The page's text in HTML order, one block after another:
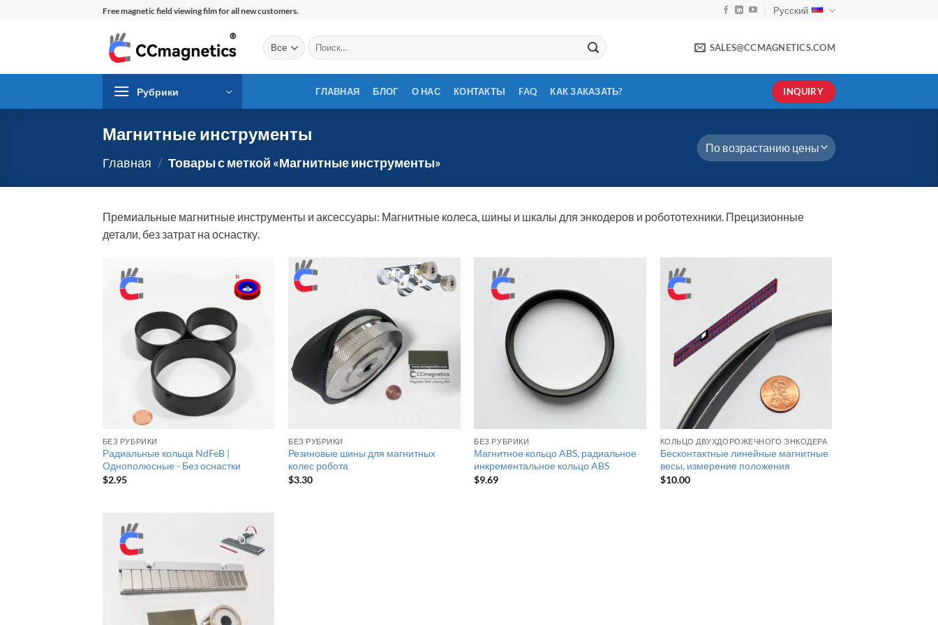
Free magnetic field viewing film for all new customers. Русский
Искать:
SALES@CCMAGNETICS.COM
Рубрики ГЛАВНАЯ БЛОГ О НАС КОНТАКТЫ FAQ КАК ЗАКАЗАТЬ? INQUIRY
Магнитные инструменты
Главная / Товары с меткой «Магнитные инструменты»
Премиальные магнитные инструменты и аксессуары: Магнитные колеса, шины и шкалы для энкодеров и робототехники. Прецизионные
детали, без затрат на оснастку.
БЕЗ РУБРИКИ
Радиальные кольца NdFeB |
Однополюсные - Без оснастки
$2.95
БЕЗ РУБРИКИ
Резиновые шины для магнитных
колес робота
$3.30
БЕЗ РУБРИКИ
Магнитное кольцо ABS, радиальное
инкрементальное кольцо ABS
$9.69
КОЛЬЦО ДВУХДОРОЖЕЧНОГО ЭНКОДЕРА
Бесконтактные линейные магнитные
весы, измерение положения
$10.00